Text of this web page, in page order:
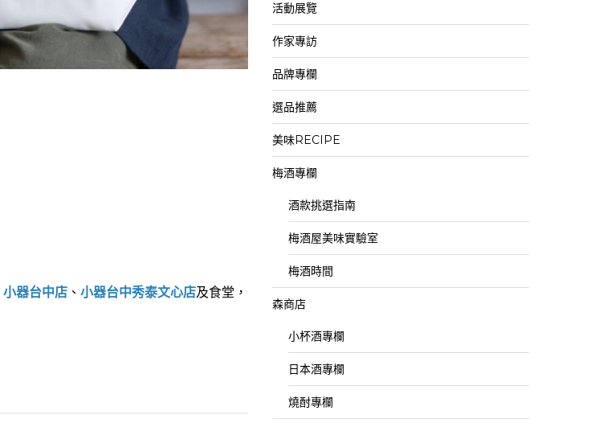
小器台中店 、 小器台中秀泰文心店及食堂，
活動展覽
作家專訪
品牌專欄
選品推薦
美味RECIPE
梅酒專欄
酒款挑選指南
梅酒屋美味實驗室
梅酒時間
森商店
小杯酒專欄
日本酒專欄
燒酎專欄